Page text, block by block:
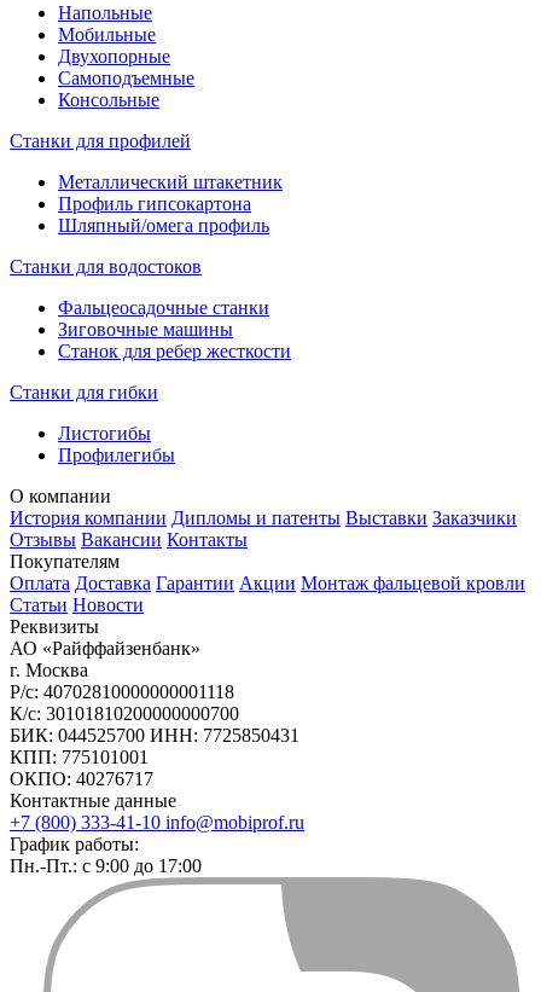
Напольные
Мобильные
Двухопорные
Самоподъемные
Консольные
Станки для профилей
Металлический штакетник
Профиль гипсокартона
Шляпный/омега профиль
Станки для водостоков
Фальцеосадочные станки
Зиговочные машины
Станок для ребер жесткости
Станки для гибки
Листогибы
Профилегибы
О компании
История компании Дипломы и патенты Выставки Заказчики
Отзывы Вакансии Контакты
Покупателям
Оплата Доставка Гарантии Акции Монтаж фальцевой кровли
Статьи Новости
Реквизиты
АО «Райффайзенбанк»
г. Москва
Р/с: 40702810000000001118
К/с: 30101810200000000700
БИК: 044525700 ИНН: 7725850431
КПП: 775101001
ОКПО: 40276717
Контактные данные
+7 (800) 333-41-10 info@mobiprof.ru
График работы:
Пн.-Пт.: с 9:00 до 17:00